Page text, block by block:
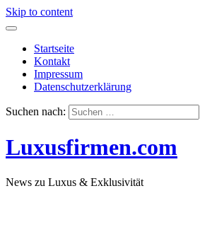
Skip to content
Startseite
Kontakt
Impressum
Datenschutzerklärung
Suchen nach:
Luxusfirmen.com
News zu Luxus & Exklusivität